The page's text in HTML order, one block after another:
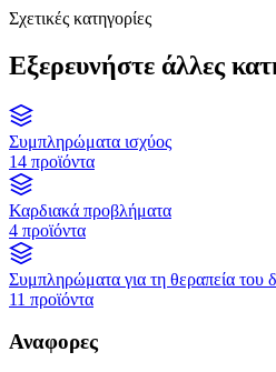
Σχετικές κατηγορίες
Εξερευνήστε άλλες
Συμπληρώματα ισχύος
14 προϊόντα
Καρδιακά προβλήματα
4 προϊόντα
Συμπληρώματα για τη θεραπεία του
11 προϊόντα
Αναφορες